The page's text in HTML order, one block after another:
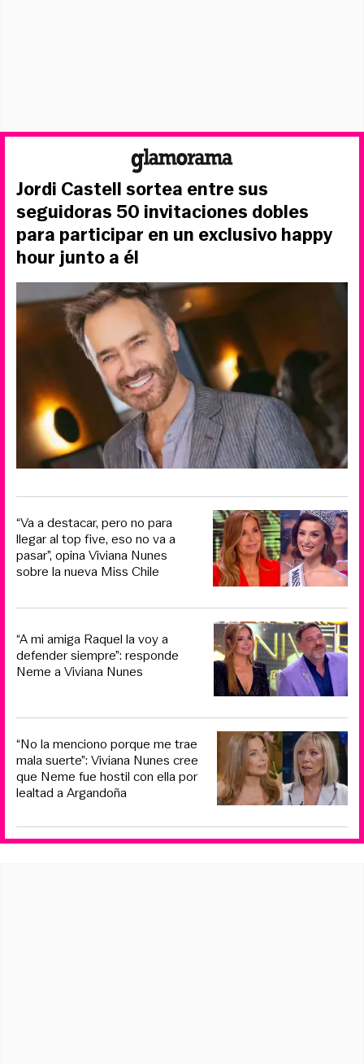
Jordi Castell sortea entre sus
seguidoras 50 invitaciones dobles
para participar en un exclusivo happy
hour junto a él
“Va a destacar, pero no para
llegar al top five, eso no va a
pasar”, opina Viviana Nunes
sobre la nueva Miss Chile
“A mi amiga Raquel la voy a
defender siempre”: responde
Neme a Viviana Nunes
“No la menciono porque me trae
mala suerte”: Viviana Nunes cree
que Neme fue hostil con ella por
lealtad a Argandoña